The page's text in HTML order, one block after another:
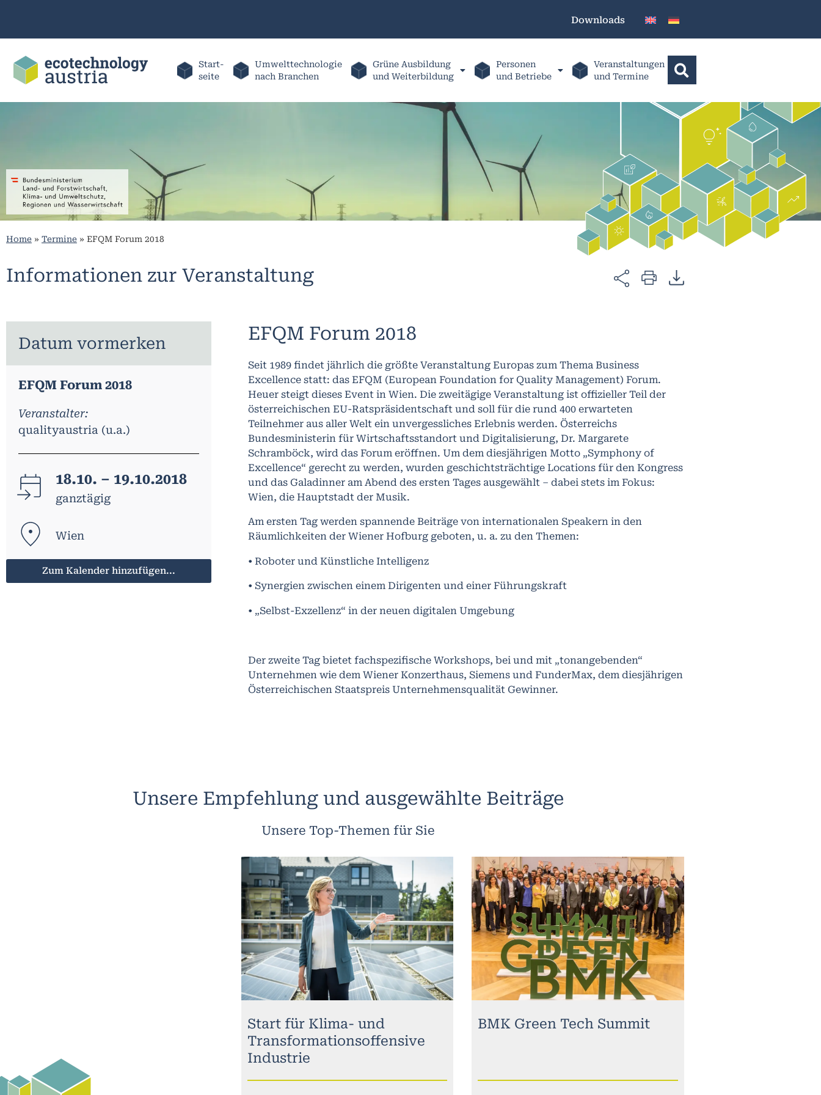
Downloads
Start-
seite
Umwelttechnologie
nach Branchen
Grüne Ausbildung
und Weiterbildung
Personen
und Betriebe
Veranstaltungen
und Termine
Home » Termine » EFQM Forum 2018
Informationen zur Veranstaltung
Datum vormerken
EFQM Forum 2018
Veranstalter:
qualityaustria (u.a.)
18.10. – 19.10.2018
ganztägig
Wien
Zum Kalender hinzufügen...
EFQM Forum 2018
Seit 1989 findet jährlich die größte Veranstaltung Europas zum Thema Business
Excellence statt: das EFQM (European Foundation for Quality Management) Forum.
Heuer steigt dieses Event in Wien. Die zweitägige Veranstaltung ist offizieller Teil der
österreichischen EU-Ratspräsidentschaft und soll für die rund 400 erwarteten
Teilnehmer aus aller Welt ein unvergessliches Erlebnis werden. Österreichs
Bundesministerin für Wirtschaftsstandort und Digitalisierung, Dr. Margarete
Schramböck, wird das Forum eröffnen. Um dem diesjährigen Motto „Symphony of
Excellence“ gerecht zu werden, wurden geschichtsträchtige Locations für den Kongress
und das Galadinner am Abend des ersten Tages ausgewählt – dabei stets im Fokus:
Wien, die Hauptstadt der Musik.
Am ersten Tag werden spannende Beiträge von internationalen Speakern in den
Räumlichkeiten der Wiener Hofburg geboten, u. a. zu den Themen:
• Roboter und Künstliche Intelligenz
• Synergien zwischen einem Dirigenten und einer Führungskraft
• „Selbst-Exzellenz“ in der neuen digitalen Umgebung
Der zweite Tag bietet fachspezifische Workshops, bei und mit „tonangebenden“
Unternehmen wie dem Wiener Konzerthaus, Siemens und FunderMax, dem diesjährigen
Österreichischen Staatspreis Unternehmensqualität Gewinner.
Unsere Empfehlung und ausgewählte Beiträge
Unsere Top-Themen für Sie
Start für Klima- und
Transformationsoffensive
Industrie
BMK Green Tech Summit